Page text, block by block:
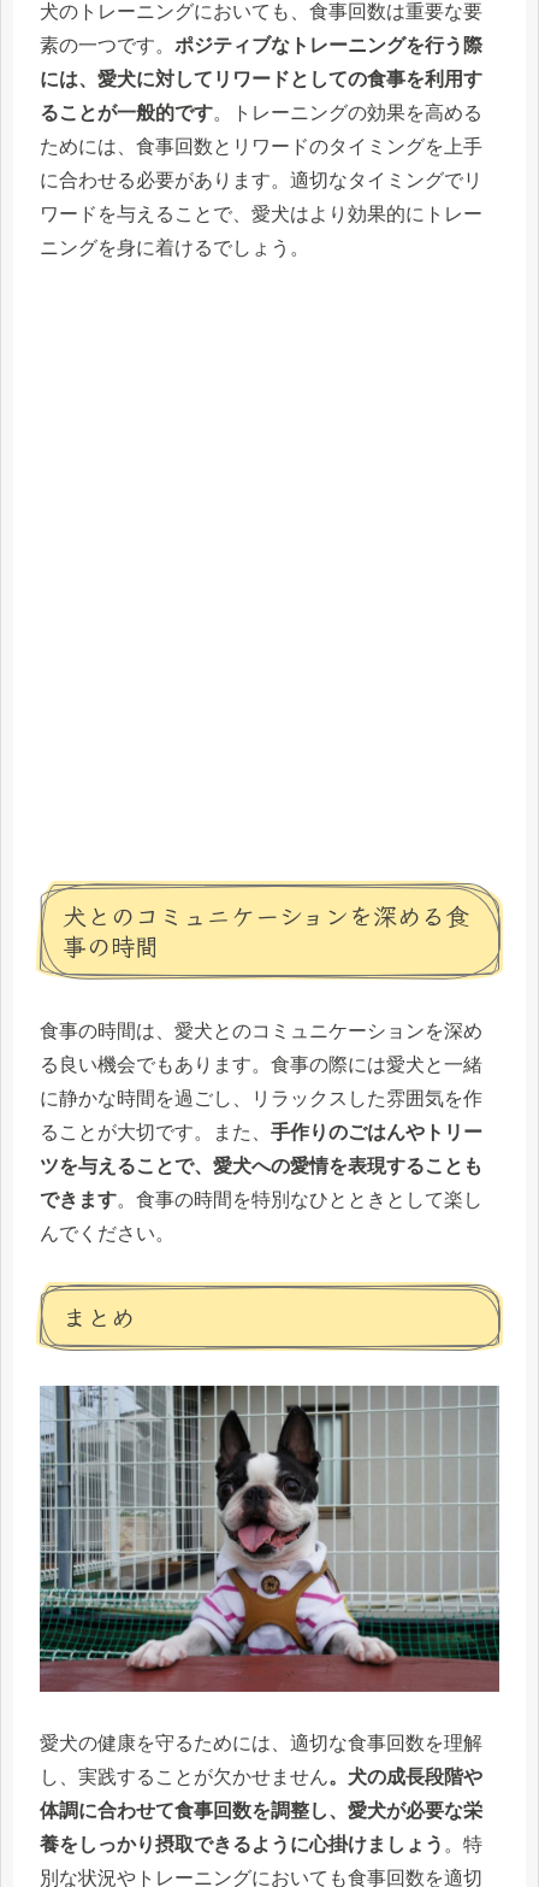
犬のトレーニングにおいても、食事回数は重要な要
素の一つです。 ポジティブなトレーニングを行う際
には、愛犬に対してリワードとしての食事を利用す
ることが一般的です。トレーニングの効果を高める
ためには、食事回数とリワードのタイミングを上手
に合わせる必要があります。適切なタイミングでリ
ワードを与えることで、愛犬はより効果的にトレー
ニングを身に着けるでしょう。
犬とのコミュニケーションを深める食
事の時間
食事の時間は、愛犬とのコミュニケーションを深め
る良い機会でもあります。食事の際には愛犬と一緒
に静かな時間を過ごし、リラックスした雰囲気を作
ることが大切です。また、 手作りのごはんやトリー
ツを与えることで、愛犬への愛情を表現することも
できます。食事の時間を特別なひとときとして楽し
んでください。
まとめ
愛犬の健康を守るためには、適切な食事回数を理解
し、実践することが欠かせません。犬の成長段階や
体調に合わせて食事回数を調整し、愛犬が必要な栄
養をしっかり摂取できるように心掛けましょう 。特
別な状況やトレーニングにおいても食事回数を適切